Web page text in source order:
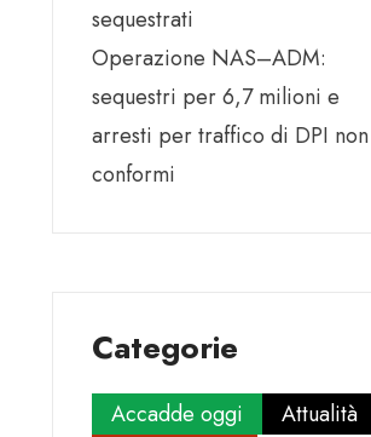
sequestrati
Operazione NAS–ADM:
sequestri per 6,7 milioni e
arresti per traffico di DPI non
conformi
Categorie
Accadde oggi
Attualità